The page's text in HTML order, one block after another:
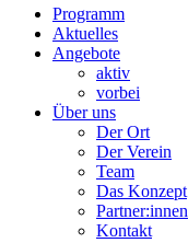
MenüProgramm
Aktuelles
Angebote
aktiv
vorbei
Über uns
Der Ort
Der Verein
Team
Das Konzept
Partner:innen
Kontakt